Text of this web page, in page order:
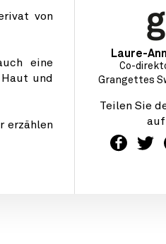
von
eine
und
erzählen
Laure-
Co-
Grangettes
Teilen Sie
auf